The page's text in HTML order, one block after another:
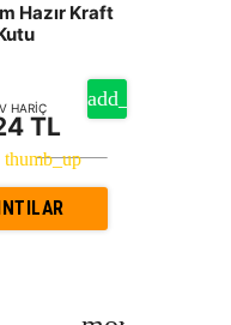
Hazır Kraft
HARİÇ
TL